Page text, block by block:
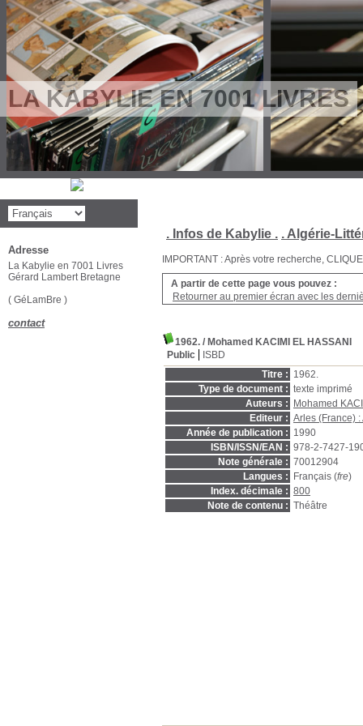
LA KABYLIE EN 7001 LIVRES
. Infos de Kabylie . . Algérie-
IMPORTANT : Après votre recherche,
A partir de cette page vous pouvez :
Retourner au premier écran avec les
1962. / Mohamed KACIMI EL HASSANI
Public
ISBD
Titre : 1962.
Type de document : texte imprimé
Auteurs :
Mohamed
Editeur : Arles (France) :
Année de publication : 1990
ISBN/ISSN/EAN : 978-2-7427-
Note générale : 70012904
Langues :
Français (fre)
Index. décimale : 800
Note de contenu : Théâtre
Adresse
La Kabylie en 7001 Livres
Gérard Lambert Bretagne
( GéLamBre )
contact